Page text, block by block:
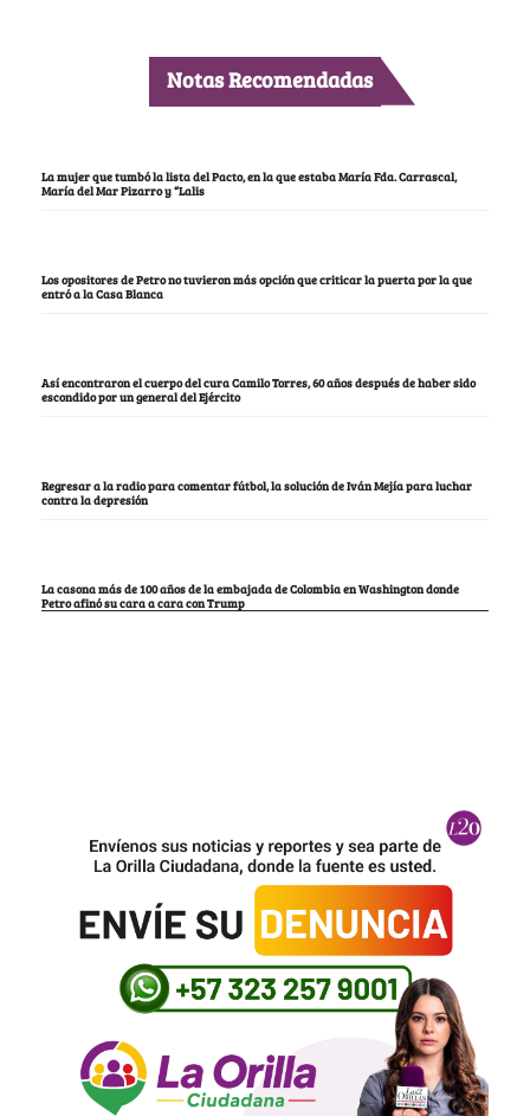
Notas Recomendadas
La mujer que tumbó la lista del Pacto, en la que estaba María Fda. Carrascal,
María del Mar Pizarro y “Lalis
Los opositores de Petro no tuvieron más opción que criticar la puerta por la que
entró a la Casa Blanca
Así encontraron el cuerpo del cura Camilo Torres, 60 años después de haber sido
escondido por un general del Ejército
Regresar a la radio para comentar fútbol, la solución de Iván Mejía para luchar
contra la depresión
La casona más de 100 años de la embajada de Colombia en Washington donde
Petro afinó su cara a cara con Trump